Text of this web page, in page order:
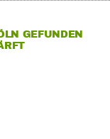
GEFUNDEN